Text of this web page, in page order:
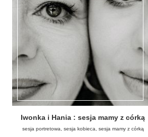
Iwonka i Hania : sesja mamy z córką
sesja portretowa, sesja kobieca, sesja mamy z córką